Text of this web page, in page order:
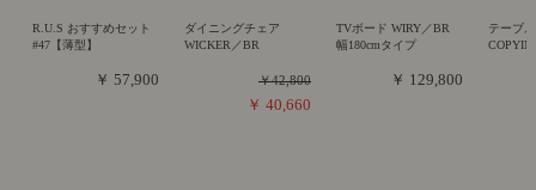
R.U.S おすすめセット
#47【薄型】
￥ 57,900
ダイニングチェア
WICKER／BR
￥42,800
￥ 40,660
TVボード WIRY／BR
幅180cmタイプ
￥ 129,800
テーブ